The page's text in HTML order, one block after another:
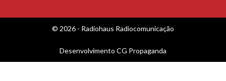
© 2026 - Radiohaus Radiocomunicação
Desenvolvimento CG Propaganda